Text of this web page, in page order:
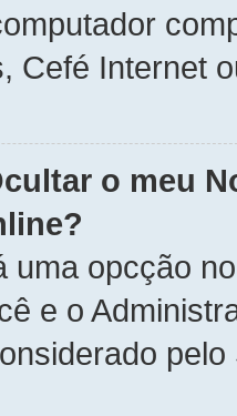
Cefé Internet
o meu
uma opcção
e o